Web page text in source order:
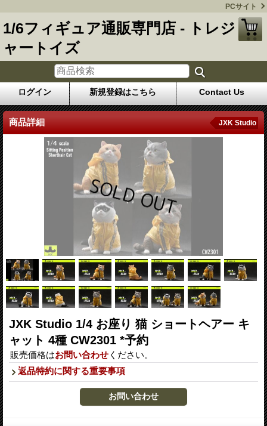
PCサイト
1/6フィギュア通販専門店 - トレジ
ャートイズ
ログイン 新規登録はこちら Contact Us
商品詳細 JXK Studio
JXK Studio 1/4 お座り 猫 ショートヘアー キ
ャット 4種 CW2301 *予約
販売価格はお問い合わせ ください。
返品特約に関する重要事項